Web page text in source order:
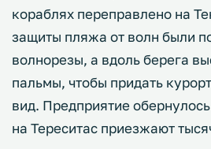
кораблях переправлено на
защиты пляжа от волн были
волнорезы, а вдоль берега
пальмы, чтобы придать
вид. Предприятие
на Тереситас приезжают